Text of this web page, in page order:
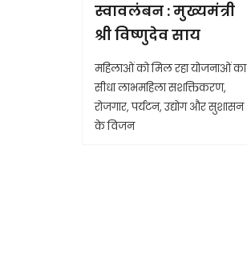
स्वावलंबन : मुख्यमंत्री
श्री विष्णुदेव साय
महिलाओं को मिल रहा योजनाओं का
सीधा लाभमहिला सशक्तिकरण,
रोजगार, पर्यटन, उद्योग और सुशासन
के विजन